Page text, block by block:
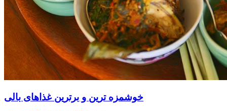
خوشمزه ترین و برترین غذاهای بالی